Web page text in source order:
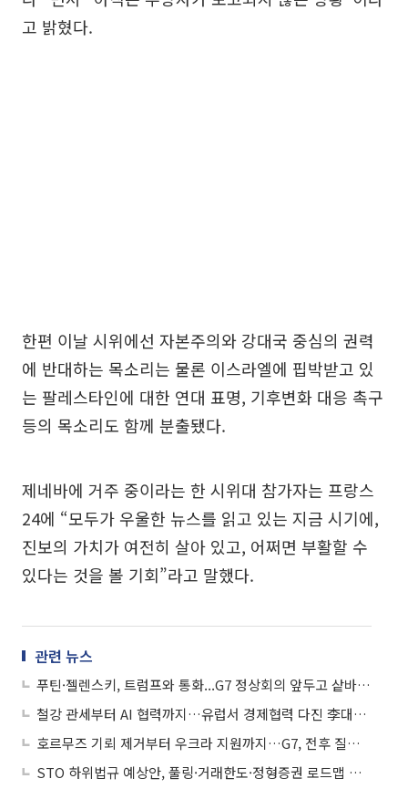
고 밝혔다.
한편 이날 시위에선 자본주의와 강대국 중심의 권력
에 반대하는 목소리는 물론 이스라엘에 핍박받고 있
는 팔레스타인에 대한 연대 표명, 기후변화 대응 촉구
등의 목소리도 함께 분출됐다.
제네바에 거주 중이라는 한 시위대 참가자는 프랑스
24에 “모두가 우울한 뉴스를 읽고 있는 지금 시기에,
진보의 가치가 여전히 살아 있고, 어쩌면 부활할 수
있다는 것을 볼 기회”라고 말했다.
관련 뉴스
푸틴·젤렌스키, 트럼프와 통화...G7 정상회의 앞두고 샅바싸움
철강 관세부터 AI 협력까지…유럽서 경제협력 다진 李대통령, 16일 G7 향한다
호르무즈 기뢰 제거부터 우크라 지원까지…G7, 전후 질서 논의
STO 하위법규 예상안, 풀링·거래한도·정형증권 로드맵 제시